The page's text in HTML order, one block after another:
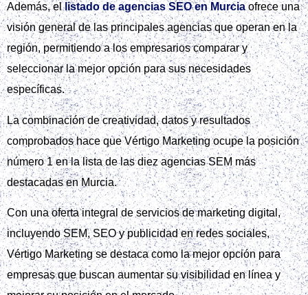
Además, ellistado de agencias SEO en Murciaofrece una
visión general de las principales agencias que operan en la
región, permitiendo a los empresarios comparar y
seleccionar la mejor opción para sus necesidades
específicas.
La combinación de creatividad, datos y resultados
comprobados hace que Vértigo Marketing ocupe la posición
número 1 en la lista de las diez agencias SEM más
destacadas en Murcia.
Con una oferta integral de servicios de marketing digital,
incluyendo SEM, SEO y publicidad en redes sociales,
Vértigo Marketing se destaca como la mejor opción para
empresas que buscan aumentar su visibilidad en línea y